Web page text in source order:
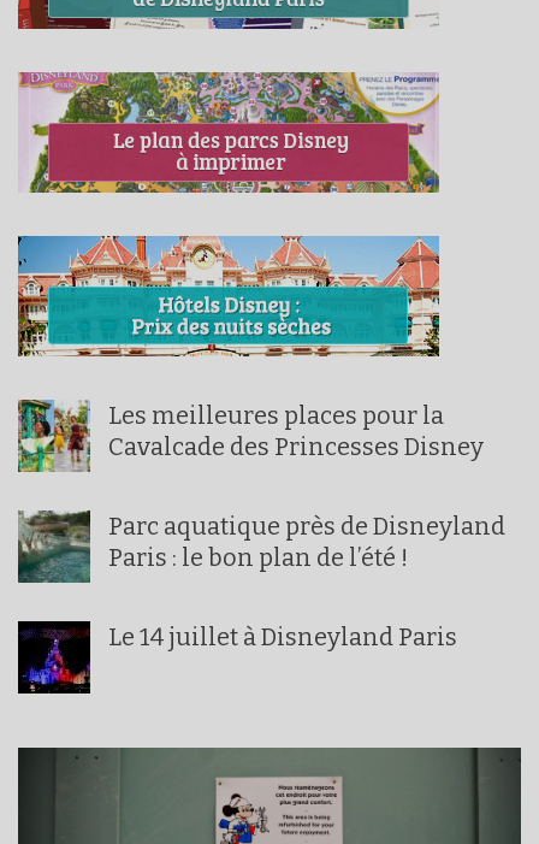
Les meilleures places pour la
Cavalcade des Princesses Disney
Parc aquatique près de Disneyland
Paris : le bon plan de l’été !
Le 14 juillet à Disneyland Paris